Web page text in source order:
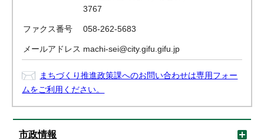
3767
ファクス番号 058-262-5683
メールアドレス machi-sei@city.gifu.gifu.jp
まちづくり推進政策課へのお問い合わせは専用フォー
ムをご利用ください。
市政情報